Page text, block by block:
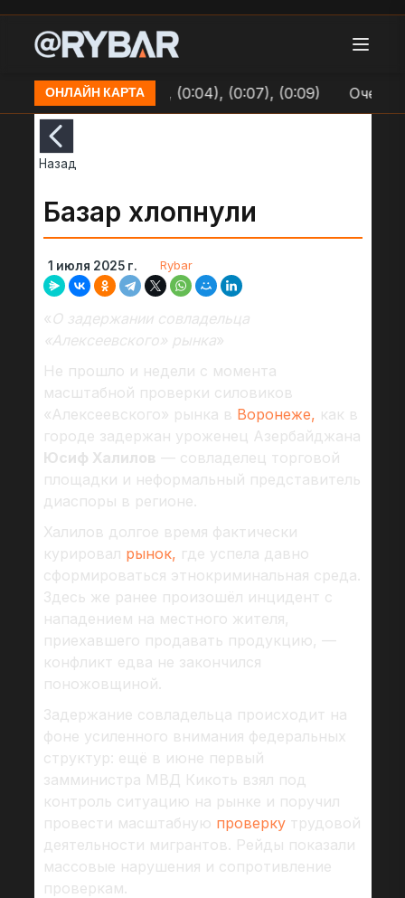
ОНЛАЙН КАРТА
в Долинке (0:01), (0:04), (0:07), (0:09) Очередь
Назад
Базар хлопнули
1 июля 2025 г. Rybar
« О задержании совладельца
«Алексеевского» рынка»
Не прошло и недели с момента
масштабной проверки силовиков
«Алексеевского» рынка в Воронеже, как в
городе задержан уроженец Азербайджана
Юсиф Халилов — совладелец торговой
площадки и неформальный представитель
диаспоры в регионе.
Халилов долгое время фактически
курировал рынок, где успела давно
сформироваться этнокриминальная среда.
Здесь же ранее произошёл инцидент с
нападением на местного жителя,
приехавшего продавать продукцию, —
конфликт едва не закончился
поножовщиной.
Задержание совладельца происходит на
фоне усиленного внимания федеральных
структур: ещё в июне первый
замминистра МВД Кикоть взял под
контроль ситуацию на рынке и поручил
провести масштабную проверкутрудовой
деятельности мигрантов. Рейды показали
массовые нарушения и сопротивление
проверкам.